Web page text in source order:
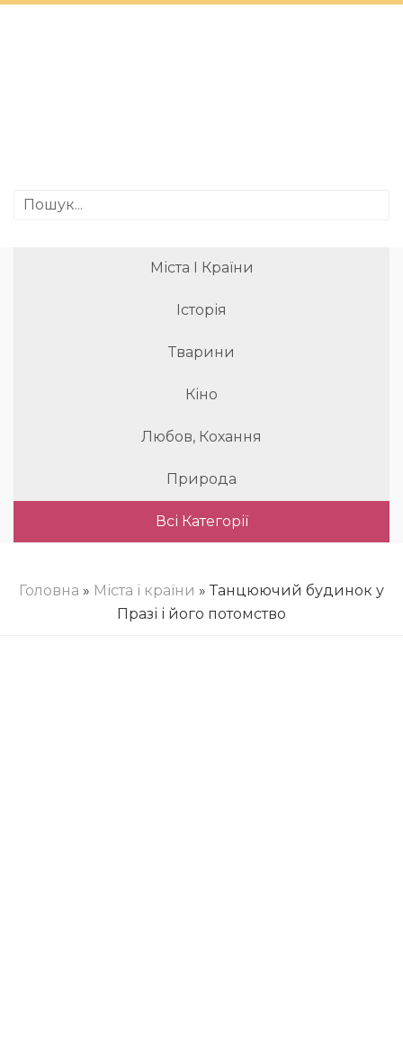
Міста І Країни
Історія
Тварини
Кіно
Любов, Кохання
Природа
Всі Категорії
Головна » Міста і країни » Танцюючий будинок у
Празі і його потомство